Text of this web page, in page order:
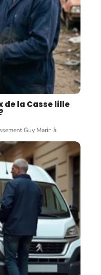
la Casse lille
Guy Marin à